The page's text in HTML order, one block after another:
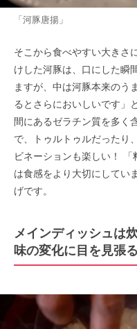
「河豚唐揚」
そこから食べやすい大きさ
けした河豚は、口にした瞬
ますが、中は河豚本来のう
るとさらにおいしいです」
間にあるゼラチン質を多く
で、トゥルトゥルだったり
ビネーションも楽しい！
は食感をより大切にしてい
げです。
メインディッシュは
味の変化に目を見張る